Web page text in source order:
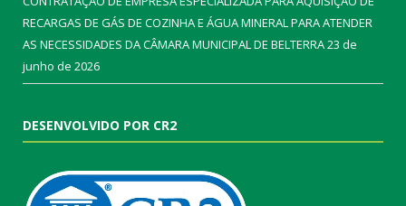
RECARGAS DE GÁS DE COZINHA E ÁGUA MINERAL PARA ATENDER
AS NECESSIDADES DA CÂMARA MUNICIPAL DE BELTERRA23 de
junho de 2026
DESENVOLVIDO POR CR2